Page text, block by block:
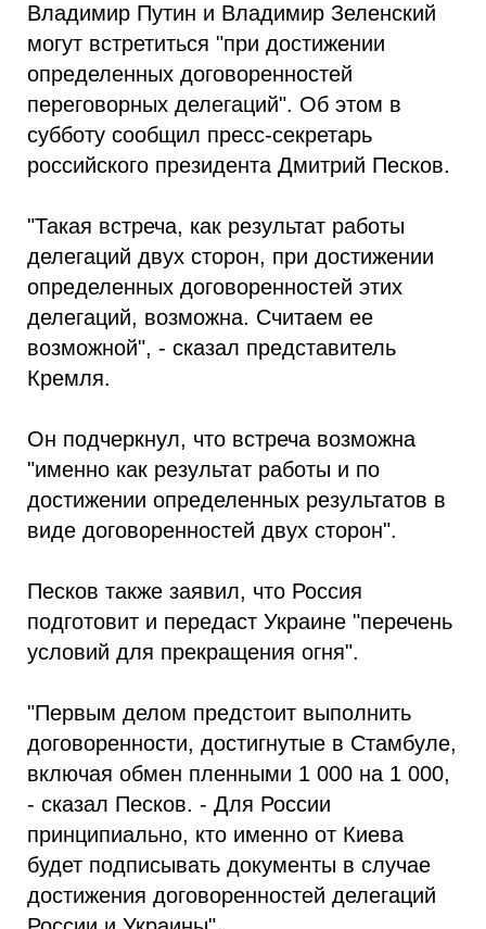
Владимир Путин и Владимир Зеленский
могут встретиться "при достижении
определенных договоренностей
переговорных делегаций". Об этом в
субботу сообщил пресс-секретарь
российского президента Дмитрий Песков.
"Такая встреча, как результат работы
делегаций двух сторон, при достижении
определенных договоренностей этих
делегаций, возможна. Считаем ее
возможной", - сказал представитель
Кремля.
Он подчеркнул, что встреча возможна
"именно как результат работы и по
достижении определенных результатов в
виде договоренностей двух сторон".
Песков также заявил, что Россия
подготовит и передаст Украине "перечень
условий для прекращения огня".
"Первым делом предстоит выполнить
договоренности, достигнутые в Стамбуле,
включая обмен пленными 1 000 на 1 000,
- сказал Песков. - Для России
принципиально, кто именно от Киева
будет подписывать документы в случае
достижения договоренностей делегаций